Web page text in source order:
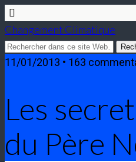
Changement Climatique
11/01/2013 • 163
Les
du Père